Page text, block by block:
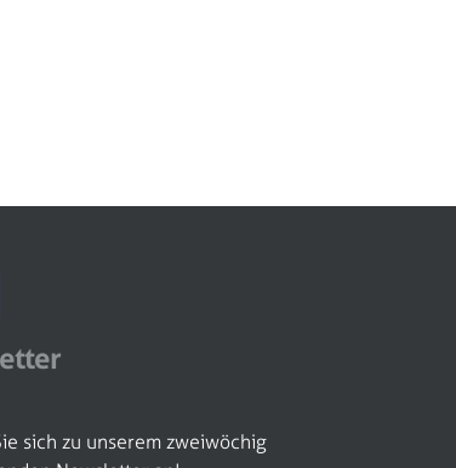
sich zu unserem zweiwöchig